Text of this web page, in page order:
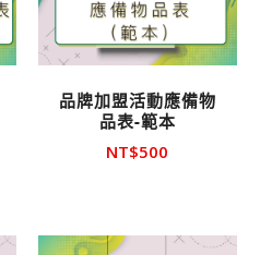
品牌加盟活動應備物
品表-範本
NT$500